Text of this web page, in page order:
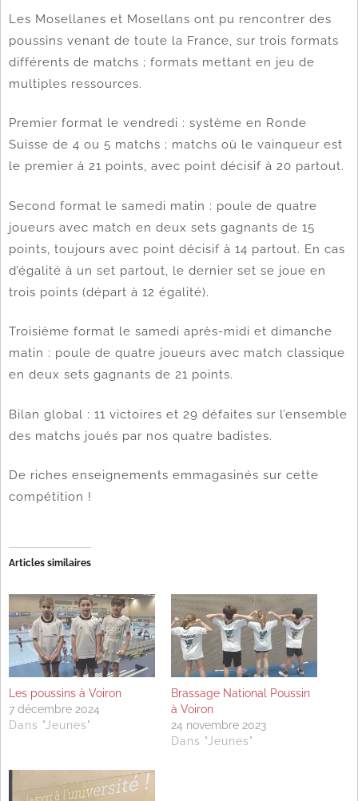
Les Mosellanes et Mosellans ont pu rencontrer des
poussins venant de toute la France, sur trois formats
différents de matchs ; formats mettant en jeu de
multiples ressources.
Premier format le vendredi : système en Ronde
Suisse de 4 ou 5 matchs ; matchs où le vainqueur est
le premier à 21 points, avec point décisif à 20 partout.
Second format le samedi matin : poule de quatre
joueurs avec match en deux sets gagnants de 15
points, toujours avec point décisif à 14 partout. En cas
d’égalité à un set partout, le dernier set se joue en
trois points (départ à 12 égalité).
Troisième format le samedi après-midi et dimanche
matin : poule de quatre joueurs avec match classique
en deux sets gagnants de 21 points.
Bilan global : 11 victoires et 29 défaites sur l’ensemble
des matchs joués par nos quatre badistes.
De riches enseignements emmagasinés sur cette
compétition !
Articles similaires
Les poussins à Voiron
7 décembre 2024
Dans "Jeunes"
Brassage National Poussin
à Voiron
24 novembre 2023
Dans "Jeunes"